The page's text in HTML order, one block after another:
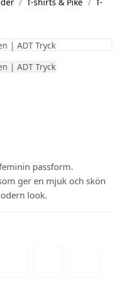
passform.
ger en mjuk och skön
look.